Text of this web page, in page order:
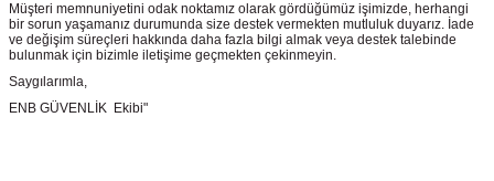
Müşteri memnuniyetini odak noktamız olarak gördüğümüz işimizde, herhangi
bir sorun yaşamanız durumunda size destek vermekten mutluluk duyarız. İade
ve değişim süreçleri hakkında daha fazla bilgi almak veya destek talebinde
bulunmak için bizimle iletişime geçmekten çekinmeyin.
Saygılarımla,
ENB GÜVENLİK Ekibi"